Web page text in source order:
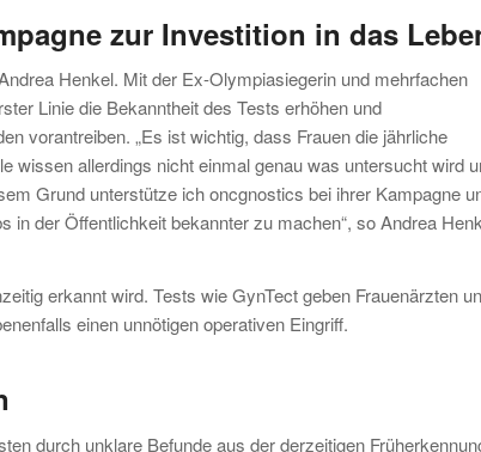
zur Investition in das
Henkel. Mit der Ex-Olympiasiegerin und mehrfachen
Linie die Bekanntheit des Tests erhöhen und
vorantreiben. „Es ist wichtig, dass Frauen die jährliche
wissen allerdings nicht einmal genau was untersucht wird
Grund unterstütze ich oncgnostics bei ihrer Kampagne
der Öffentlichkeit bekannter zu machen“, so Andrea
erkannt wird. Tests wie GynTect geben Frauenärzten
einen unnötigen operativen Eingriff.
durch unklare Befunde aus der derzeitigen